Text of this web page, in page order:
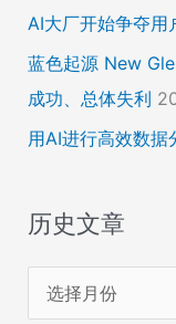
AI大厂开始争夺用
蓝色起源 New
成功、总体失利
用AI进行高效数据
历史文章
史